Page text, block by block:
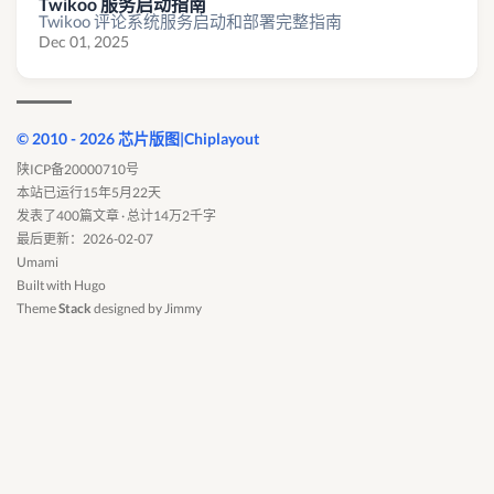
Twikoo 评论系统服务启动和部署完整指南
Dec 01, 2025
© 2010 - 2026 芯片版图|Chiplayout
陕ICP备20000710号
本站已运行15年5月22天
发表了400篇文章 · 总计14万2千字
最后更新：2026-02-07
Umami
Built with Hugo
ThemeStack designed by Jimmy